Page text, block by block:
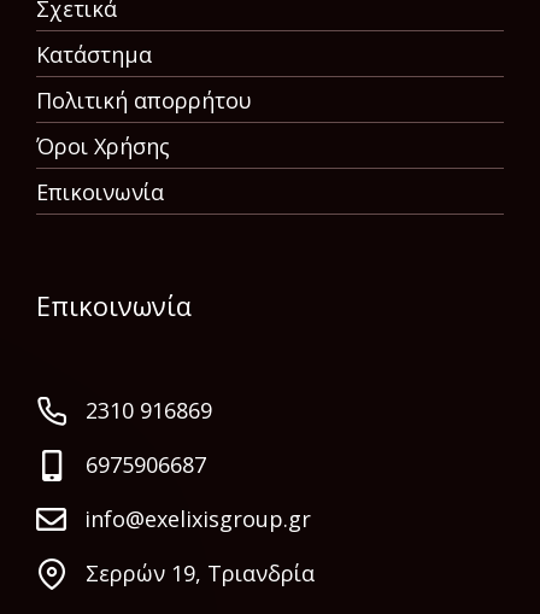
Σχετικά
Κατάστημα
Πολιτική απορρήτου
Όροι Χρήσης
Επικοινωνία
Επικοινωνία
2310 916869
6975906687
info@exelixisgroup.gr
Σερρών 19, Τριανδρία